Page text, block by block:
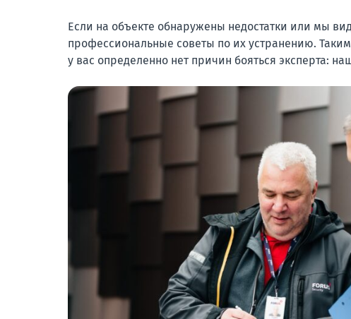
Если на объекте обнаружены недостатки или мы
профессиональные советы по их устранению.
у вас определенно нет причин бояться эксперта: